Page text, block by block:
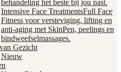
behandeling het beste bij jou past.
Intensive Face TreatmentsFull Face
Fitness voor versteviging, lifting en
anti-aging met SkinPen, peelings en
bindweefselmassages.
Gezicht
Nieuw